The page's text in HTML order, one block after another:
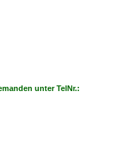
unter TelNr.: